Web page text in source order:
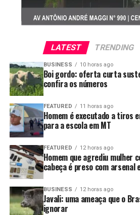
LATEST TRENDING
BUSINESS 10 horas ago
Boi gordo: oferta curta
confira os números
FEATURED 11 horas ago
Homem é executado a tiros
para a escola em MT
FEATURED 12 horas ago
Homem que agrediu mulher
cabeça é preso com arsenal
BUSINESS 12 horas ago
Javali: uma ameaça que o
ignorar